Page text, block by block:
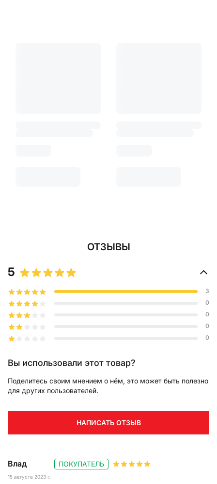
ОТЗЫВЫ
Влад
15 августа 2023 г.
ПОКУПАТЕЛЬ
5
3
0
0
0
0
Вы использовали этот товар?
Поделитесь своим мнением о нём, это может быть полезно
для других пользователей.
НАПИСАТЬ ОТЗЫВ